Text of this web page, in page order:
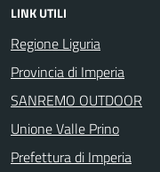
LINK UTILI
Regione Liguria
Provincia di Imperia
SANREMO OUTDOOR
Unione Valle Prino
Prefettura di Imperia